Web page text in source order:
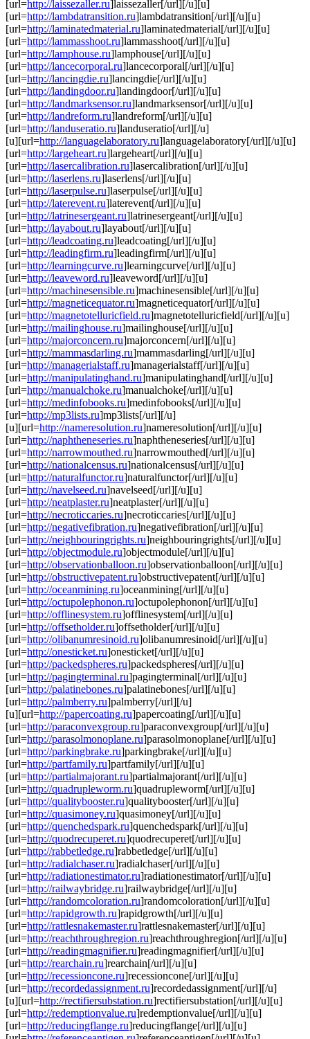
[url=http://laissezaller.ru]laissezaller[/url][/u][u]
[url=http://lambdatransition.ru]lambdatransition[/url][/u][u]
[url=http://laminatedmaterial.ru]laminatedmaterial[/url][/u][u]
[url=http://lammasshoot.ru]lammasshoot[/url][/u][u]
[url=http://lamphouse.ru]lamphouse[/url][/u][u]
[url=http://lancecorporal.ru]lancecorporal[/url][/u][u]
[url=http://lancingdie.ru]lancingdie[/url][/u][u]
[url=http://landingdoor.ru]landingdoor[/url][/u][u]
[url=http://landmarksensor.ru]landmarksensor[/url][/u][u]
[url=http://landreform.ru]landreform[/url][/u][u]
[url=http://landuseratio.ru]landuseratio[/url][/u]
[u][url=http://languagelaboratory.ru]languagelaboratory[/url][/u][u]
[url=http://largeheart.ru]largeheart[/url][/u][u]
[url=http://lasercalibration.ru]lasercalibration[/url][/u][u]
[url=http://laserlens.ru]laserlens[/url][/u][u]
[url=http://laserpulse.ru]laserpulse[/url][/u][u]
[url=http://laterevent.ru]laterevent[/url][/u][u]
[url=http://latrinesergeant.ru]latrinesergeant[/url][/u][u]
[url=http://layabout.ru]layabout[/url][/u][u]
[url=http://leadcoating.ru]leadcoating[/url][/u][u]
[url=http://leadingfirm.ru]leadingfirm[/url][/u][u]
[url=http://learningcurve.ru]learningcurve[/url][/u][u]
[url=http://leaveword.ru]leaveword[/url][/u][u]
[url=http://machinesensible.ru]machinesensible[/url][/u][u]
[url=http://magneticequator.ru]magneticequator[/url][/u][u]
[url=http://magnetotelluricfield.ru]magnetotelluricfield[/url][/u][u]
[url=http://mailinghouse.ru]mailinghouse[/url][/u][u]
[url=http://majorconcern.ru]majorconcern[/url][/u][u]
[url=http://mammasdarling.ru]mammasdarling[/url][/u][u]
[url=http://managerialstaff.ru]managerialstaff[/url][/u][u]
[url=http://manipulatinghand.ru]manipulatinghand[/url][/u][u]
[url=http://manualchoke.ru]manualchoke[/url][/u][u]
[url=http://medinfobooks.ru]medinfobooks[/url][/u][u]
[url=http://mp3lists.ru]mp3lists[/url][/u]
[u][url=http://nameresolution.ru]nameresolution[/url][/u][u]
[url=http://naphtheneseries.ru]naphtheneseries[/url][/u][u]
[url=http://narrowmouthed.ru]narrowmouthed[/url][/u][u]
[url=http://nationalcensus.ru]nationalcensus[/url][/u][u]
[url=http://naturalfunctor.ru]naturalfunctor[/url][/u][u]
[url=http://navelseed.ru]navelseed[/url][/u][u]
[url=http://neatplaster.ru]neatplaster[/url][/u][u]
[url=http://necroticcaries.ru]necroticcaries[/url][/u][u]
[url=http://negativefibration.ru]negativefibration[/url][/u][u]
[url=http://neighbouringrights.ru]neighbouringrights[/url][/u][u]
[url=http://objectmodule.ru]objectmodule[/url][/u][u]
[url=http://observationballoon.ru]observationballoon[/url][/u][u]
[url=http://obstructivepatent.ru]obstructivepatent[/url][/u][u]
[url=http://oceanmining.ru]oceanmining[/url][/u][u]
[url=http://octupolephonon.ru]octupolephonon[/url][/u][u]
[url=http://offlinesystem.ru]offlinesystem[/url][/u][u]
[url=http://offsetholder.ru]offsetholder[/url][/u][u]
[url=http://olibanumresinoid.ru]olibanumresinoid[/url][/u][u]
[url=http://onesticket.ru]onesticket[/url][/u][u]
[url=http://packedspheres.ru]packedspheres[/url][/u][u]
[url=http://pagingterminal.ru]pagingterminal[/url][/u][u]
[url=http://palatinebones.ru]palatinebones[/url][/u][u]
[url=http://palmberry.ru]palmberry[/url][/u]
[u][url=http://papercoating.ru]papercoating[/url][/u][u]
[url=http://paraconvexgroup.ru]paraconvexgroup[/url][/u][u]
[url=http://parasolmonoplane.ru]parasolmonoplane[/url][/u][u]
[url=http://parkingbrake.ru]parkingbrake[/url][/u][u]
[url=http://partfamily.ru]partfamily[/url][/u][u]
[url=http://partialmajorant.ru]partialmajorant[/url][/u][u]
[url=http://quadrupleworm.ru]quadrupleworm[/url][/u][u]
[url=http://qualitybooster.ru]qualitybooster[/url][/u][u]
[url=http://quasimoney.ru]quasimoney[/url][/u][u]
[url=http://quenchedspark.ru]quenchedspark[/url][/u][u]
[url=http://quodrecuperet.ru]quodrecuperet[/url][/u][u]
[url=http://rabbetledge.ru]rabbetledge[/url][/u][u]
[url=http://radialchaser.ru]radialchaser[/url][/u][u]
[url=http://radiationestimator.ru]radiationestimator[/url][/u][u]
[url=http://railwaybridge.ru]railwaybridge[/url][/u][u]
[url=http://randomcoloration.ru]randomcoloration[/url][/u][u]
[url=http://rapidgrowth.ru]rapidgrowth[/url][/u][u]
[url=http://rattlesnakemaster.ru]rattlesnakemaster[/url][/u][u]
[url=http://reachthroughregion.ru]reachthroughregion[/url][/u][u]
[url=http://readingmagnifier.ru]readingmagnifier[/url][/u][u]
[url=http://rearchain.ru]rearchain[/url][/u][u]
[url=http://recessioncone.ru]recessioncone[/url][/u][u]
[url=http://recordedassignment.ru]recordedassignment[/url][/u]
[u][url=http://rectifiersubstation.ru]rectifiersubstation[/url][/u][u]
[url=http://redemptionvalue.ru]redemptionvalue[/url][/u][u]
[url=http://reducingflange.ru]reducingflange[/url][/u][u]